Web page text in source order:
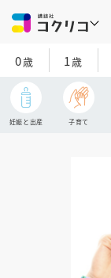
0歳 1歳
妊娠と出産 子育て